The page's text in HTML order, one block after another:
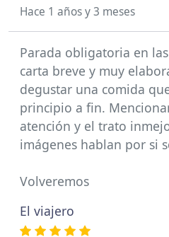
Hace 1 años y 3 meses
Parada obligatoria en
carta breve y muy
degustar una comida
principio a fin.
atención y el trato
imágenes hablan por si
Volveremos
El viajero